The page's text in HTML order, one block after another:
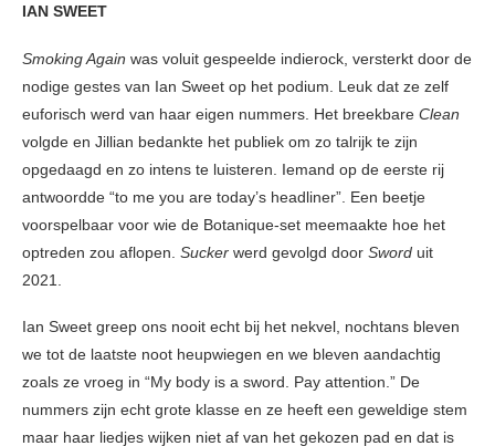
IAN SWEET
Smoking Again was voluit gespeelde indierock, versterkt door de
nodige gestes van Ian Sweet op het podium. Leuk dat ze zelf
euforisch werd van haar eigen nummers. Het breekbare Clean
volgde en Jillian bedankte het publiek om zo talrijk te zijn
opgedaagd en zo intens te luisteren. Iemand op de eerste rij
antwoordde “to me you are today’s headliner”. Een beetje
voorspelbaar voor wie de Botanique-set meemaakte hoe het
optreden zou aflopen. Sucker werd gevolgd door Sword uit
2021.
Ian Sweet greep ons nooit echt bij het nekvel, nochtans bleven
we tot de laatste noot heupwiegen en we bleven aandachtig
zoals ze vroeg in “My body is a sword. Pay attention.” De
nummers zijn echt grote klasse en ze heeft een geweldige stem
maar haar liedjes wijken niet af van het gekozen pad en dat is